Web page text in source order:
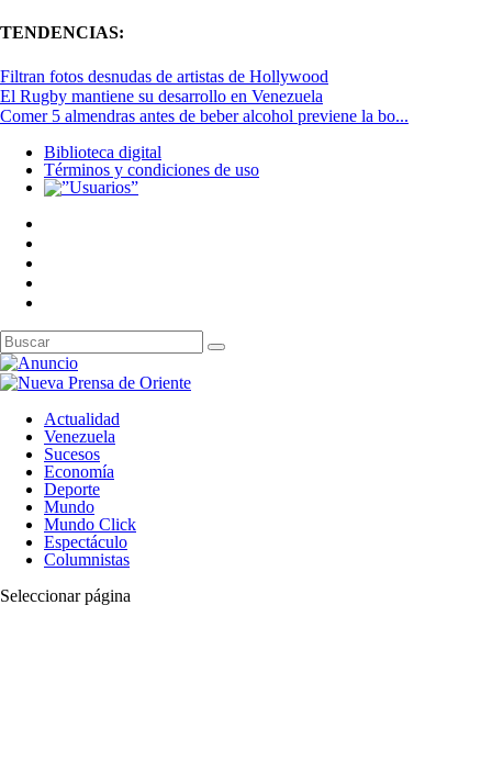
TENDENCIAS:
Filtran fotos desnudas de artistas de Hollywood
El Rugby mantiene su desarrollo en Venezuela
Comer 5 almendras antes de beber alcohol previene la bo...
Biblioteca digital
Términos y condiciones de uso
Actualidad
Venezuela
Sucesos
Economía
Deporte
Mundo
Mundo Click
Espectáculo
Columnistas
Seleccionar página